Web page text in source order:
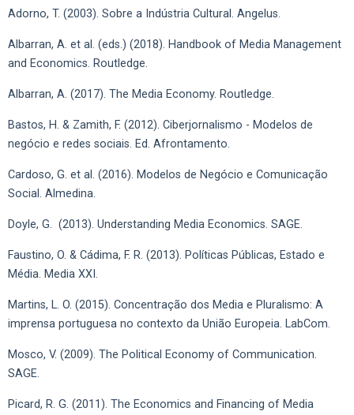
Adorno, T. (2003). Sobre a Indústria Cultural. Angelus.
Albarran, A. et al. (eds.) (2018). Handbook of Media Management
and Economics. Routledge.
Albarran, A. (2017). The Media Economy. Routledge.
Bastos, H. & Zamith, F. (2012). Ciberjornalismo - Modelos de
negócio e redes sociais. Ed. Afrontamento.
Cardoso, G. et al. (2016). Modelos de Negócio e Comunicação
Social. Almedina.
Doyle, G. (2013). Understanding Media Economics. SAGE.
Faustino, O. & Cádima, F. R. (2013). Políticas Públicas, Estado e
Média. Media XXI.
Martins, L. O. (2015). Concentração dos Media e Pluralismo: A
imprensa portuguesa no contexto da União Europeia. LabCom.
Mosco, V. (2009). The Political Economy of Communication.
SAGE.
Picard, R. G. (2011). The Economics and Financing of Media